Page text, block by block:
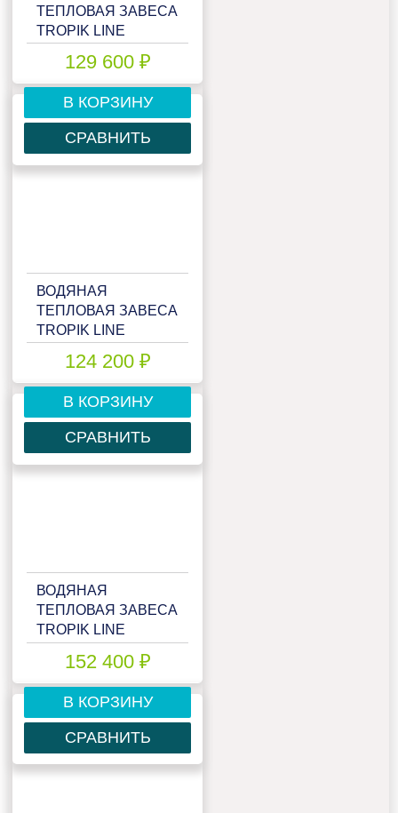
ТЕПЛОВАЯ ЗАВЕСА
TROPIK LINE
129 600 ₽
В КОРЗИНУ
СРАВНИТЬ
ВОДЯНАЯ
ТЕПЛОВАЯ ЗАВЕСА
TROPIK LINE
124 200 ₽
В КОРЗИНУ
СРАВНИТЬ
ВОДЯНАЯ
ТЕПЛОВАЯ ЗАВЕСА
TROPIK LINE
152 400 ₽
В КОРЗИНУ
СРАВНИТЬ